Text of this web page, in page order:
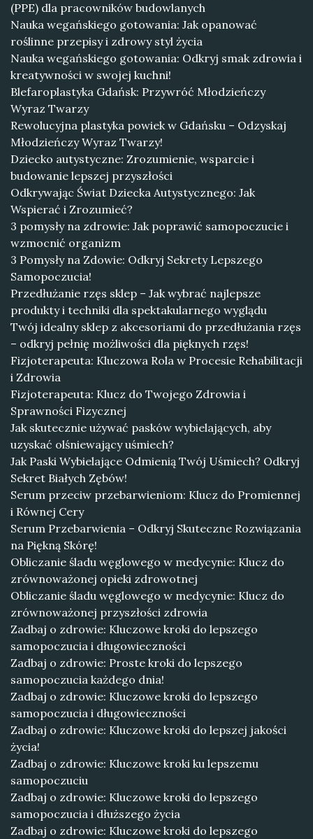
(PPE) dla pracowników budowlanych
Nauka wegańskiego gotowania: Jak opanować
roślinne przepisy i zdrowy styl życia
Nauka wegańskiego gotowania: Odkryj smak zdrowia i
kreatywności w swojej kuchni!
Blefaroplastyka Gdańsk: Przywróć Młodzieńczy
Wyraz Twarzy
Rewolucyjna plastyka powiek w Gdańsku – Odzyskaj
Młodzieńczy Wyraz Twarzy!
Dziecko autystyczne: Zrozumienie, wsparcie i
budowanie lepszej przyszłości
Odkrywając Świat Dziecka Autystycznego: Jak
Wspierać i Zrozumieć?
3 pomysły na zdrowie: Jak poprawić samopoczucie i
wzmocnić organizm
3 Pomysły na Zdowie: Odkryj Sekrety Lepszego
Samopoczucia!
Przedłużanie rzęs sklep – Jak wybrać najlepsze
produkty i techniki dla spektakularnego wyglądu
Twój idealny sklep z akcesoriami do przedłużania rzęs
– odkryj pełnię możliwości dla pięknych rzęs!
Fizjoterapeuta: Kluczowa Rola w Procesie Rehabilitacji
i Zdrowia
Fizjoterapeuta: Klucz do Twojego Zdrowia i
Sprawności Fizycznej
Jak skutecznie używać pasków wybielających, aby
uzyskać olśniewający uśmiech?
Jak Paski Wybielające Odmienią Twój Uśmiech? Odkryj
Sekret Białych Zębów!
Serum przeciw przebarwieniom: Klucz do Promiennej
i Równej Cery
Serum Przebarwienia – Odkryj Skuteczne Rozwiązania
na Piękną Skórę!
Obliczanie śladu węglowego w medycynie: Klucz do
zrównoważonej opieki zdrowotnej
Obliczanie śladu węglowego w medycynie: Klucz do
zrównoważonej przyszłości zdrowia
Zadbaj o zdrowie: Kluczowe kroki do lepszego
samopoczucia i długowieczności
Zadbaj o zdrowie: Proste kroki do lepszego
samopoczucia każdego dnia!
Zadbaj o zdrowie: Kluczowe kroki do lepszego
samopoczucia i długowieczności
Zadbaj o zdrowie: Kluczowe kroki do lepszej jakości
życia!
Zadbaj o zdrowie: Kluczowe kroki ku lepszemu
samopoczuciu
Zadbaj o zdrowie: Kluczowe kroki do lepszego
samopoczucia i dłuższego życia
Zadbaj o zdrowie: Kluczowe kroki do lepszego